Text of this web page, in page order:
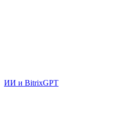
ИИ и BitrixGPT